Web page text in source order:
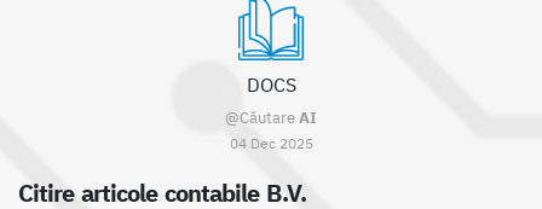
DOCS
@CăutareAI
04 Dec 2025
Citire articole contabile B.V.